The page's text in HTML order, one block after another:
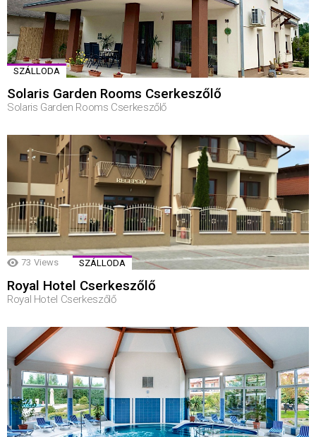
SZÁLLODA
Solaris Garden Rooms Cserkeszőlő
Solaris Garden Rooms Cserkeszőlő
73 Views SZÁLLODA
Royal Hotel Cserkeszőlő
Royal Hotel Cserkeszőlő